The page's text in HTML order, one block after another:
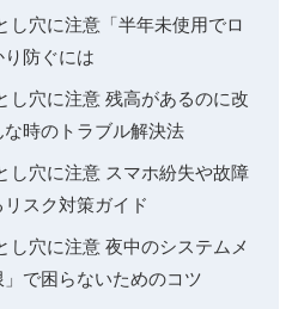
し穴に注意「半年未使用でロ
防ぐには
し穴に注意 残高があるのに改
時のトラブル解決法
し穴に注意 スマホ紛失や故障
スク対策ガイド
し穴に注意 夜中のシステムメ
で困らないためのコツ